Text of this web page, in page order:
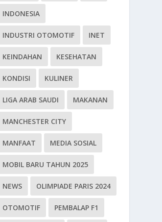
INDONESIA
INDUSTRI OTOMOTIF INET
KEINDAHAN KESEHATAN
KONDISI KULINER
LIGA ARAB SAUDI MAKANAN
MANCHESTER CITY
MANFAAT MEDIA SOSIAL
MOBIL BARU TAHUN 2025
NEWS OLIMPIADE PARIS 2024
OTOMOTIF PEMBALAP F1